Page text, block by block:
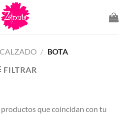
CALZADO / BOTA
FILTRAR
que coincidan con tu